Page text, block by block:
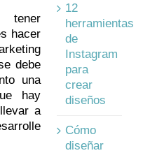
tener
hacer
debe
una
hay
a
12
herramientas
de
Instagram
para
crear
diseños
Cómo
diseñar